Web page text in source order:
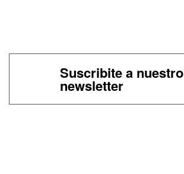
Suscribite a nuestro
newsletter